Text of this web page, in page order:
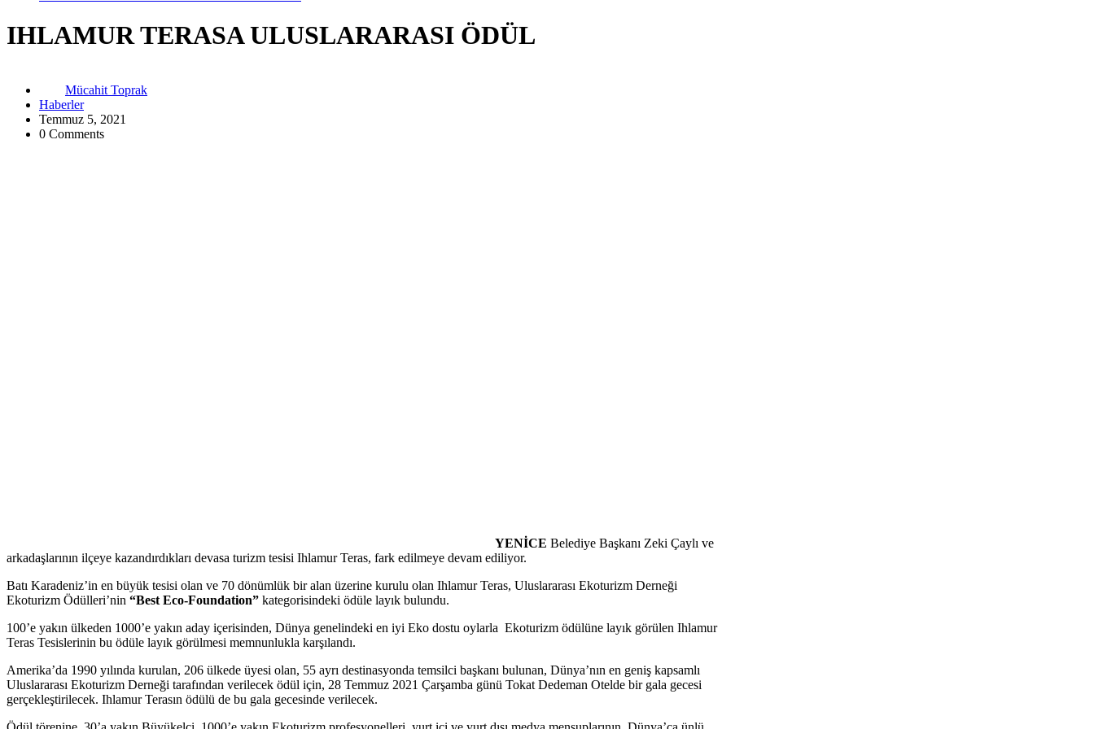
IHLAMUR TERASA ULUSLARARASI ÖDÜL
Mücahit Toprak
Haberler
Temmuz 5, 2021
0 Comments
YENİCE Belediye Başkanı Zeki Çaylı ve
arkadaşlarının ilçeye kazandırdıkları devasa turizm tesisi Ihlamur Teras, fark edilmeye devam ediliyor.
Batı Karadeniz’in en büyük tesisi olan ve 70 dönümlük bir alan üzerine kurulu olan Ihlamur Teras, Uluslararası Ekoturizm Derneği
Ekoturizm Ödülleri’nin “Best Eco-Foundation” kategorisindeki ödüle layık bulundu.
100’e yakın ülkeden 1000’e yakın aday içerisinden, Dünya genelindeki en iyi Eko dostu oylarla Ekoturizm ödülüne layık görülen Ihlamur
Teras Tesislerinin bu ödüle layık görülmesi memnunlukla karşılandı.
Amerika’da 1990 yılında kurulan, 206 ülkede üyesi olan, 55 ayrı destinasyonda temsilci başkanı bulunan, Dünya’nın en geniş kapsamlı
Uluslararası Ekoturizm Derneği tarafından verilecek ödül için, 28 Temmuz 2021 Çarşamba günü Tokat Dedeman Otelde bir gala gecesi
gerçekleştirilecek. Ihlamur Terasın ödülü de bu gala gecesinde verilecek.